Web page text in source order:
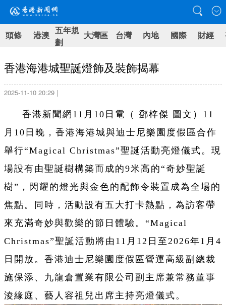
頭條 港澳 五年規
劃
大灣區 台灣 內地 國際 財經
香港海港城聖誕燈飾及裝飾揭幕
2025-11-10 20:29 |
香港新聞網11月10日電（ 鄧梓傑 圖文）11
月10日晚，香港海港城與迪士尼樂園度假區合作
舉行“Magical Christmas”聖誕活動亮燈儀式。現
場設有由聖誕樹構築而成的9米高的“奇妙聖誕
樹”，閃耀的燈光與金色的配飾令裝置成為全場的
焦點。同時，活動設有五大打卡熱點，為訪客帶
來充滿奇妙與歡樂的節日體驗。“Magical
Christmas”聖誕活動將由11月12日至2026年1月4
日開放。香港迪士尼樂園度假區營運高級副總裁
施保添、九龍倉置業有限公司副主席兼常務董事
淩緣庭、藝人容祖兒出席主持亮燈儀式。